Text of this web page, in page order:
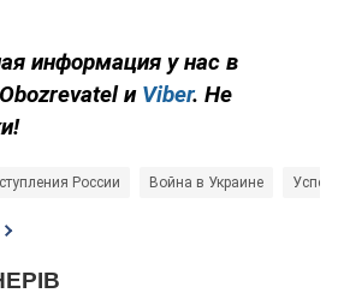
информация у нас в
Obozrevatel и Viber. Не
России Война в Украине